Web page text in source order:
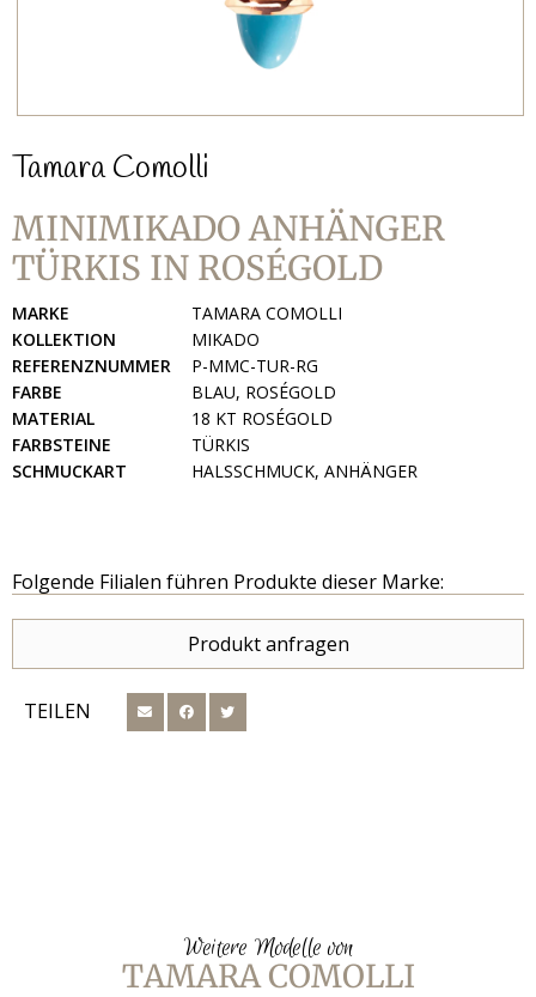
Tamara Comolli
MINIMIKADO ANHÄNGER
TÜRKIS IN ROSÉGOLD
MARKE
TAMARA COMOLLI
KOLLEKTION
MIKADO
REFERENZNUMMER
P-MMC-TUR-RG
FARBE
BLAU, ROSÉGOLD
MATERIAL
18 KT ROSÉGOLD
FARBSTEINE
TÜRKIS
SCHMUCKART
HALSSCHMUCK, ANHÄNGER
Folgende Filialen führen Produkte dieser Marke:
Produkt anfragen
TEILEN
Weitere Modelle von
TAMARA COMOLLI